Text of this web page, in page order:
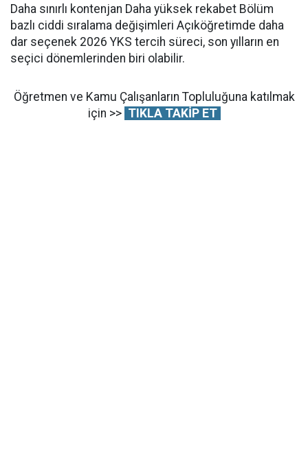
Daha sınırlı kontenjan Daha yüksek rekabet Bölüm
bazlı ciddi sıralama değişimleri Açıköğretimde daha
dar seçenek 2026 YKS tercih süreci, son yılların en
seçici dönemlerinden biri olabilir.
Öğretmen ve Kamu Çalışanların Topluluğuna katılmak
için >> TIKLA TAKİP ET